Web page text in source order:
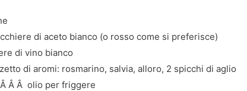
di aceto bianco (o rosso come si preferisce)
di vino bianco
di aromi: rosmarino, salvia, alloro, 2 spicchi di aglio
Â Â Â olio per friggere